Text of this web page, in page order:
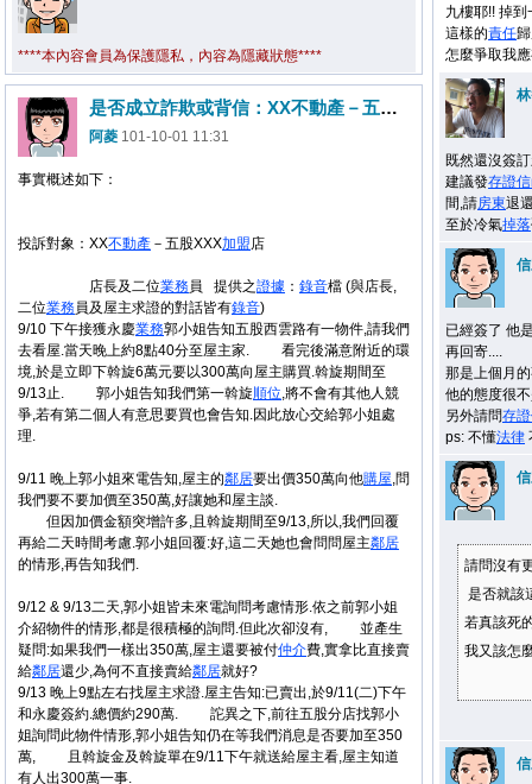
****本內容會員為保護隱私，內容為隱藏狀態****
九樓耶!! 掉
這樣的責任
怎麼爭取我
既然還沒簽
建議發存證
間,請房東退
至於冷氣掉落
已經簽了 他
再回寄....
那是上個月
他的態度很
另外請問存
ps: 不懂法律
請問沒有
是否就該
若真該死
我又該怎
是否成立詐欺或背信：XX不動產－五股XXX加盟店
阿菱 101-10-01 11:31
事實概述如下：
投訴對象：XX不動產 －五股XXX加盟店
店長及二位業務員 提供之證據 ： 錄音檔 (與店長,
二位業務員及屋主求證的對話皆有錄音)
9/10 下午接獲永慶業務郭小姐告知五股西雲路有一物件,請我們
去看屋.當天晚上約8點40分至屋主家. 看完後滿意附近的環
境,於是立即下斡旋6萬元要以300萬向屋主購買.斡旋期間至
9/13止. 郭小姐告知我們第一斡旋 順位,將不會有其他人競
爭,若有第二個人有意思要買也會告知.因此放心交給郭小姐處
理.
9/11 晚上郭小姐來電告知,屋主的鄰居要出價350萬向他購屋,問
我們要不要加價至350萬,好讓她和屋主談.
但因加價金額突增許多,且斡旋期間至9/13,所以,我們回覆
再給二天時間考慮.郭小姐回覆:好,這二天她也會問問屋主鄰居
的情形,再告知我們.
9/12 & 9/13二天,郭小姐皆未來電詢問考慮情形.依之前郭小姐
介紹物件的情形,都是很積極的詢問.但此次卻沒有, 並產生
疑問:如果我們一樣出350萬,屋主還要被付仲介費,實拿比直接賣
給鄰居還少,為何不直接賣給鄰居就好?
9/13 晚上9點左右找屋主求證.屋主告知:已賣出,於9/11(二)下午
和永慶簽約.總價約290萬. 詑異之下,前往五股分店找郭小
姐詢問此物件情形,郭小姐告知仍在等我們消息是否要加至350
萬, 且斡旋金及斡旋單在9/11下午就送給屋主看,屋主知道
有人出300萬一事.